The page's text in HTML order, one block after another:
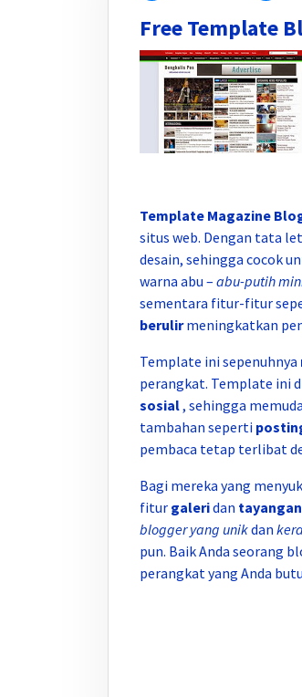
Free Template
Template Magazine
situs web. Dengan tata
desain, sehingga cocok
warna abu – abu-putih
sementara fitur-fitur
berulirmeningkatkan
Template ini sepenuhnya
perangkat. Template ini
sosial, sehingga
tambahan seperti
pembaca tetap terlibat
Bagi mereka yang
fitur galeridan
blogger yang unikdan
pun. Baik Anda seorang
perangkat yang Anda